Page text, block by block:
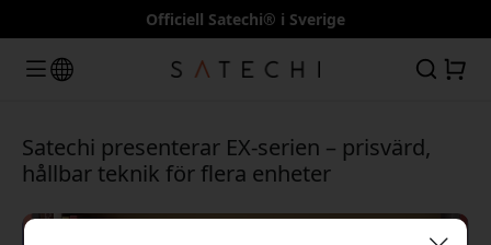
Officiell Satechi® i Sverige
Satechi presenterar EX-serien – prisvärd,
hållbar teknik för flera enheter